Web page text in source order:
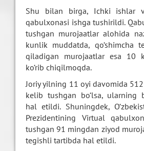
Shu bilan birga, Ichki ishlar
qabulxonasi ishga tushirildi.
tushgan murojaatlar alohida
kunlik muddatda, qo‘shimcha
qiladigan murojaatlar esa 10
ko‘rib chiqilmoqda.
Joriy yilning 11 oyi davomida
kelib tushgan bo‘lsa, ularning
hal etildi. Shuningdek,
Prezidentining Virtual
tushgan 91 mingdan ziyod
tegishli tartibda hal etildi.